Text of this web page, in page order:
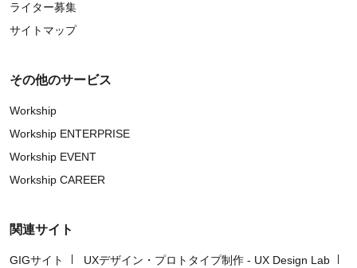
ライター募集
サイトマップ
その他のサービス
Workship
Workship ENTERPRISE
Workship EVENT
Workship CAREER
関連サイト
GIGサイト
UXデザイン・プロトタイプ制作 - UX Design Lab